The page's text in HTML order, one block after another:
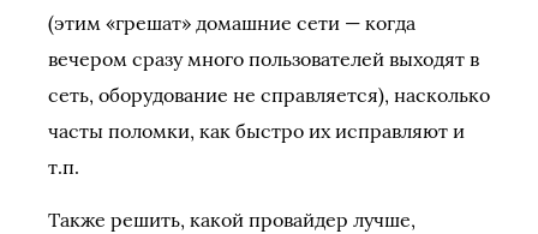
(этим «грешат» домашние сети — когда
вечером сразу много пользователей выходят в
сеть, оборудование не справляется), насколько
часты поломки, как быстро их исправляют и
т.п.
Также решить, какой провайдер лучше,